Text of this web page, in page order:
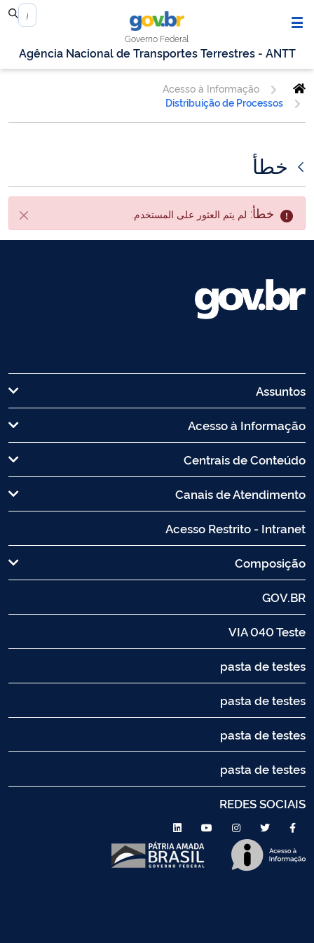
Governo Federal
Agência Nacional de Transportes Terrestres - ANTT
Acesso à Informação
Distribuição de Processos
خطأ
أقفل خطأ: لم يتم العثور على المستخدم.
Assuntos
Acesso à Informação
Centrais de Conteúdo
Canais de Atendimento
Acesso Restrito - Intranet
Composição
GOV.BR
VIA 040 Teste
pasta de testes
pasta de testes
pasta de testes
pasta de testes
REDES SOCIAIS